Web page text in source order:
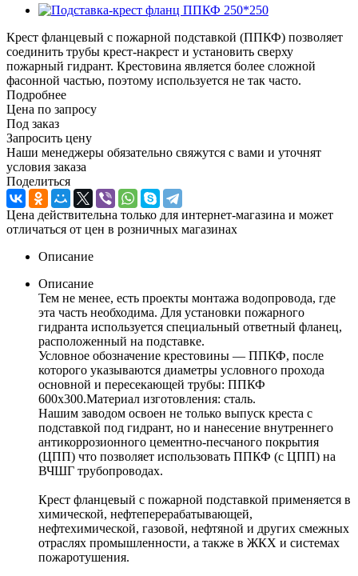
Крест фланцевый с пожарной подставкой (ППКФ) позволяет
соединить трубы крест-накрест и установить сверху
пожарный гидрант. Крестовина является более сложной
фасонной частью, поэтому используется не так часто.
Подробнее
Цена по запросу
Под заказ
Запросить цену
Наши менеджеры обязательно свяжутся с вами и уточнят
условия заказа
Поделиться
Цена действительна только для интернет-магазина и может
отличаться от цен в розничных магазинах
Описание
Описание
Тем не менее, есть проекты монтажа водопровода, где
эта часть необходима. Для установки пожарного
гидранта используется специальный ответный фланец,
расположенный на подставке.
Условное обозначение крестовины — ППКФ, после
которого указываются диаметры условного прохода
основной и пересекающей трубы: ППКФ
600х300.Материал изготовления: сталь.
Нашим заводом освоен не только выпуск креста с
подставкой под гидрант, но и нанесение внутреннего
антикоррозионного цементно-песчаного покрытия
(ЦПП) что позволяет использовать ППКФ (с ЦПП) на
ВЧШГ трубопроводах.
Крест фланцевый с пожарной подставкой применяется в
химической, нефтеперерабатывающей,
нефтехимической, газовой, нефтяной и других смежных
отраслях промышленности, а также в ЖКХ и системах
пожаротушения.